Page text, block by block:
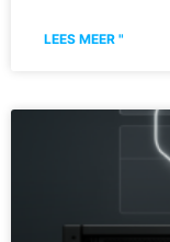
LEES MEER "